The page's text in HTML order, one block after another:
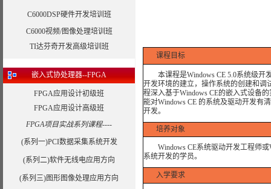
C6000DSP硬件开发培训班
C6000视频/图像处理培训班
TI达芬奇开发高级培训班
嵌入式协处理器--FPGA
FPGA应用设计初级班
FPGA应用设计高级班
FPGA项目实战系列课程----
(系列一)PCI数据采集系统开发
(系列二)软件无线电应用方向
(系列三)图形图像处理应用方向
课程目标
本课程是Windows CE 5.0系统级开
开发环境的建立，操作系统的创建和调
程深入基于Windows CE的嵌入式设备
能对Windows CE 的系统及驱动开发有
开发。
培养对象
Windows CE系统驱动开发工程师或
系统开发的学员。
入学要求